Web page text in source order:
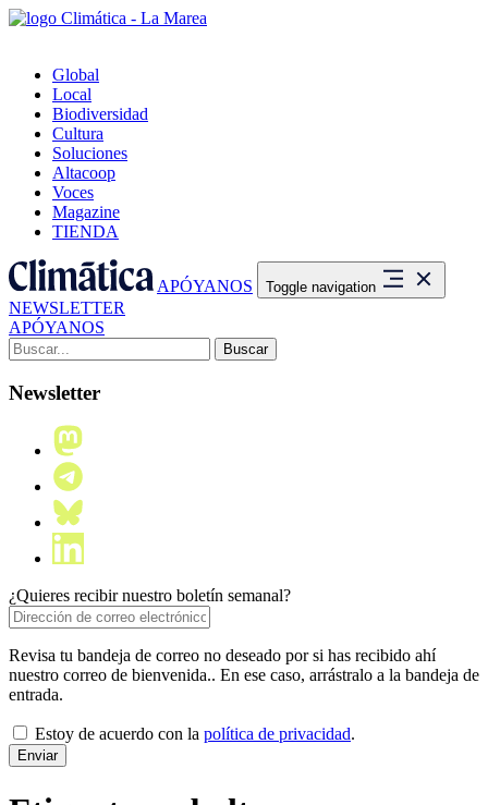
Global
Local
Biodiversidad
Cultura
Soluciones
Altacoop
Voces
Magazine
TIENDA
APÓYANOS Toggle navigation
NEWSLETTER
APÓYANOS
Buscar:
Newsletter
¿Quieres recibir nuestro boletín semanal?
Revisa tu bandeja de correo no deseado por si has recibido ahí
nuestro correo de bienvenida.. En ese caso, arrástralo a la bandeja de
entrada.
Estoy de acuerdo con la política de privacidad.